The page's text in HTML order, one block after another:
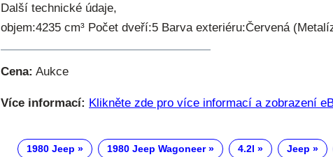
Další technické údaje,
objem:4235 cm³ Počet dveří:5 Barva exteriéru:Červená
Cena: Aukce
Více informací: Klikněte zde pro více informací a zobrazení
1980 Jeep 1980 Jeep Wagoneer 4.2l Jeep